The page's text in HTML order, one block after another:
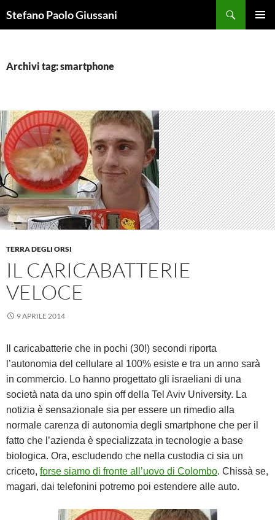
alStefano Paolo Giussani
Archivi tag: smartphone
TERRA DEGLI ORSI
IL CARICABATTERIE
VELOCE
9 APRILE 2014
Il caricabatterie che in pochi (30!) secondi riporta
l’autonomia del cellulare al 100% esiste e tra un anno sarà
in commercio. Lo hanno progettato gli israeliani di una
società nata da uno spin off della Tel Aviv University. La
notizia è sensazionale sia per essere un rimedio alla
normale carenza di autonomia degli smartphone che per il
fatto che l’azienda è specializzata in tecnologie a base
biologica. Ora, escludendo che nella custodia ci sia un
criceto, forse siamo di fronte all’uovo di Colombo. Chissà se,
magari, dai telefonini potremo poi estendere alle auto.